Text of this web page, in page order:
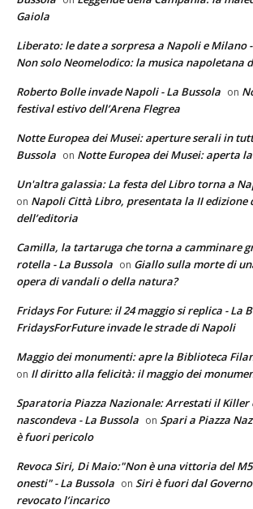
Gaiola
Liberato: le date a sorpresa a Napoli e Milano
Non solo Neomelodico: la musica napoletana
Roberto Bolle invade Napoli - La Bussola on
festival estivo dell’Arena Flegrea
Notte Europea dei Musei: aperture serali in
Bussola on Notte Europea dei Musei: aperta
Un'altra galassia: La festa del Libro torna a
on Napoli Città Libro, presentata la II edizione
dell’editoria
Camilla, la tartaruga che torna a camminare
rotella - La Bussola on Giallo sulla morte di
opera di vandali o della natura?
Fridays For Future: il 24 maggio si replica - La
FridaysForFuture invade le strade di Napoli
Maggio dei monumenti: apre la Biblioteca
on Il diritto alla felicità: il maggio dei
Sparatoria Piazza Nazionale: Arrestati il Killer
nascondeva - La Bussola on Spari a Piazza
è fuori pericolo
Revoca Siri, Di Maio:"Non è una vittoria del
onesti" - La Bussola on Siri è fuori dal
revocato l’incarico